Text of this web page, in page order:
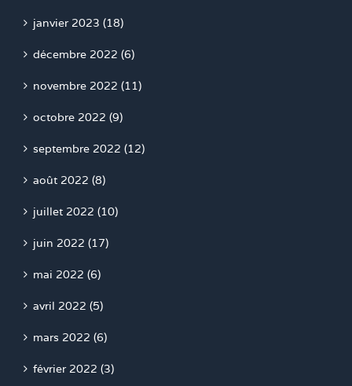
janvier 2023 (18)
décembre 2022 (6)
novembre 2022 (11)
octobre 2022 (9)
septembre 2022 (12)
août 2022 (8)
juillet 2022 (10)
juin 2022 (17)
mai 2022 (6)
avril 2022 (5)
mars 2022 (6)
février 2022 (3)